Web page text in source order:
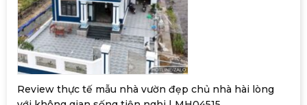
Review thực tế mẫu nhà vườn đẹp chủ nhà hài lòng